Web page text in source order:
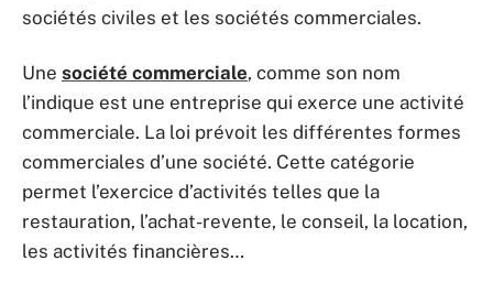
sociétés civiles et les sociétés commerciales.
Une société commerciale, comme son nom
l’indique est une entreprise qui exerce une activité
commerciale. La loi prévoit les différentes formes
commerciales d’une société. Cette catégorie
permet l’exercice d’activités telles que la
restauration, l’achat-revente, le conseil, la location,
les activités financières…